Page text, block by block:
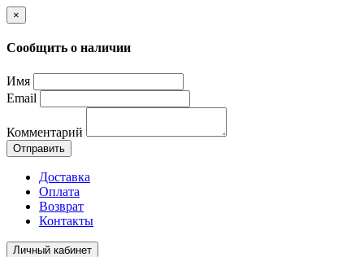
×
Сообщить о наличии
Имя
Email
Комментарий
Отправить
Доставка
Оплата
Возврат
Контакты
Личный кабинет